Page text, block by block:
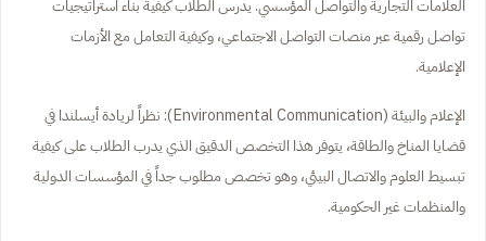
العلامات التجارية والتواصل المؤسسي. يدرس الطلاب كيفية بناء استراتيجيات
تواصل رقمية عبر منصات التواصل الاجتماعي، وكيفية التعامل مع الأزمات
الإعلامية.
الإعلام والبيئة (Environmental Communication): نظراً لريادة أيسلندا في
قضايا المناخ والطاقة، يتوفر هذا التخصص الدقيق الذي يدرب الطلاب على كيفية
تبسيط العلوم والاتصال البيئي، وهو تخصص مطلوب جداً في المؤسسات الدولية
والمنظمات غير الحكومية.